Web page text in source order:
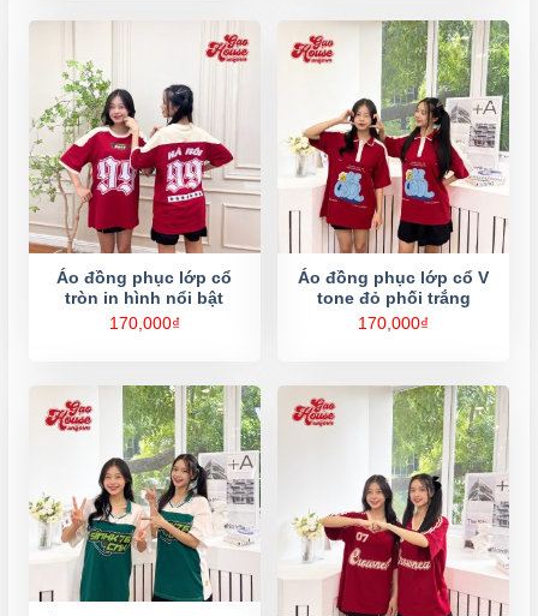
Áo đồng phục lớp cổ
tròn in hình nổi bật
170,000₫
Áo đồng phục lớp cổ V
tone đỏ phối trắng
170,000₫